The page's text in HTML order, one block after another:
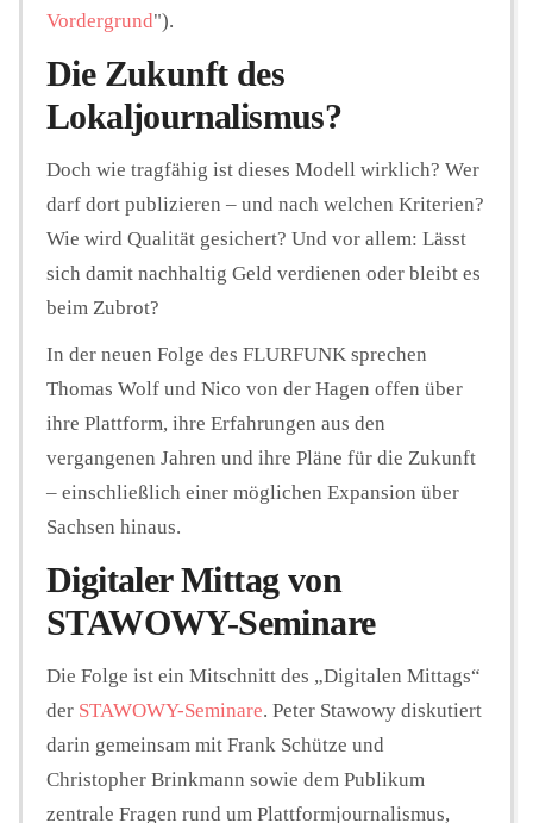
Vordergrund").
Die Zukunft des
Lokaljournalismus?
Doch wie tragfähig ist dieses Modell wirklich? Wer
darf dort publizieren – und nach welchen Kriterien?
Wie wird Qualität gesichert? Und vor allem: Lässt
sich damit nachhaltig Geld verdienen oder bleibt es
beim Zubrot?
In der neuen Folge des FLURFUNK sprechen
Thomas Wolf und Nico von der Hagen offen über
ihre Plattform, ihre Erfahrungen aus den
vergangenen Jahren und ihre Pläne für die Zukunft
– einschließlich einer möglichen Expansion über
Sachsen hinaus.
Digitaler Mittag von
STAWOWY-Seminare
Die Folge ist ein Mitschnitt des „Digitalen Mittags“
der STAWOWY-Seminare. Peter Stawowy diskutiert
darin gemeinsam mit Frank Schütze und
Christopher Brinkmann sowie dem Publikum
zentrale Fragen rund um Plattformjournalismus,